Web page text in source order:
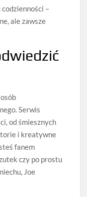
–
ale zawsze
Serwis
od śmiesznych
i kreatywne
fanem
czy po prostu
Joe